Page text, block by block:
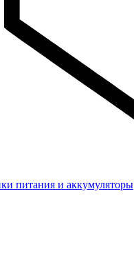
питания и аккумуляторы